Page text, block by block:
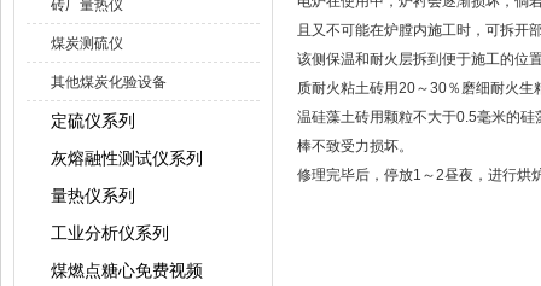
砖厂量热仪
煤炭测硫仪
其他煤炭化验设备
定硫仪系列
灰熔融性测试仪系列
量热仪系列
工业分析仪系列
煤燃点糖心免费视频
且又不可能在炉膛内施工时，可拆开
该侧保温和耐火层拆到便于施工的位
质耐火粘土砖用20～30％磨细耐火
温硅藻土砖用颗粒不大于0.5毫米的
棒不致受力损坏。
修理完毕后，停放1～2昼夜，进行烘